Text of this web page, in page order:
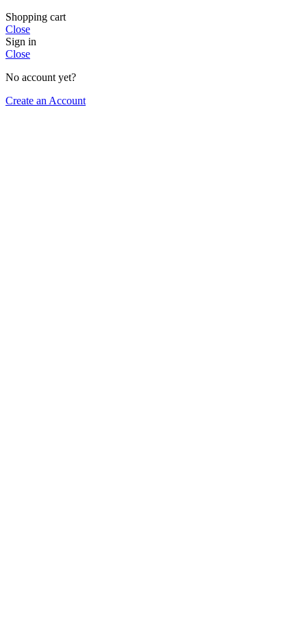
Shopping cart
Close
Sign in
Close
No account yet?
Create an Account